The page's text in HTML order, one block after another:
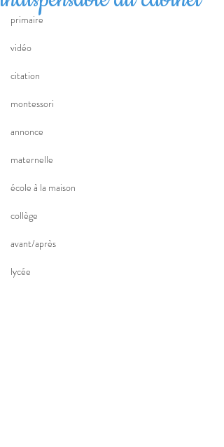
primaire
vidéo
citation
montessori
annonce
maternelle
école à la maison
collège
avant/après
lycée